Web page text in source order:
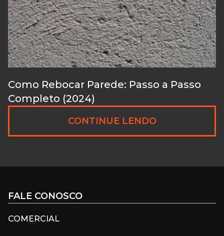
Como Rebocar Parede: Passo a Passo
Completo (2024)
CONTINUE LENDO
FALE CONOSCO
COMERCIAL